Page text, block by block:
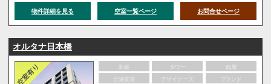
物件詳細を見る 空室一覧ページ お問合せページ
オルタナ日本橋
新築 タワー
低層
分譲賃貸
デザイナーズ
ブランド